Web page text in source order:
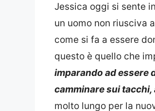
Jessica oggi si sente
un uomo non riusciva
come si fa a essere
questo è quello che
imparando ad essere
camminare sui
molto lungo per la